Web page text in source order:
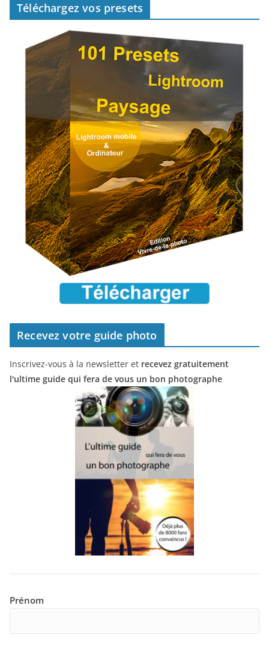
Téléchargez vos presets
Recevez votre guide photo
Inscrivez-vous à la newsletter et recevez gratuitement
l'ultime guide qui fera de vous un bon photographe
Prénom